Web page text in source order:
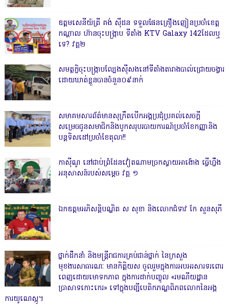
ឧត្តមសេនីយ៍ត្រី គង់ ស៊ីដន ទទួលផែនគ្រឿងញៀនប្រចាំខេត្ត
កណ្តាល ហ៊ានចុះបង្ក្រាប ទីតាំង KTV Galaxy 142ដែលឬ
ទេ? វគ្គ២
សមត្ថកិ្ចចុះបង្ក្រាបល្បែងស៊ីសងនៅទីតាំងតារាងបាល់ជ្រោយចង្វារ
ដោយឃាត់ខ្លួនបានចំនួន០៩នាក់
សមាគមសារព័ត៌មានសុក្រឹតបើកអង្គប្រជុំប្រគល់សេចក្តី
សម្រេចជូនសមាជិកនិងបូកសរុបរបាយការណ៍ប្រចាំខែកញ្ញានិង
បន្តទិសដៅប្រចាំខែតុលា!!
កាសុីណូ នៅជាប់ព្រំដែនវៀតណាមច្រកស្វាយអាង៉ោង ធ្វើហ្នឹង
អនុសាសន៍របស់សម្ដេច វគ្គ ១
ឯកឧត្តមអភិសន្តិបណ្ឌិត ស សុខា និងលោកជំទាវ កែ សួនសុភី
ថ្នាក់ដឹកនាំ និងមន្ត្រីរាជការគ្រប់ជាន់ថ្នាក់ នៃក្រសួង
មុខងារសាធារណៈ មានកិត្តិយស ចូលរួមក្នុងការអបអរសារទរពោរ
ពេញដោយមោទកភាព ក្នុងការដាក់បញ្ចូល «រមណីយដ្ឋាន
ប្រាសាទកោះកេរ» ទៅក្នុងបញ្ជីបេតិកភណ្ឌពិភពលោកនៃអង្គ
ការយូណេស្កូ។